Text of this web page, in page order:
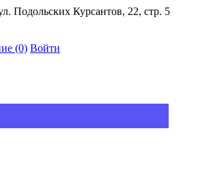
Подольских Курсантов, 22, стр. 5
(0) Войти